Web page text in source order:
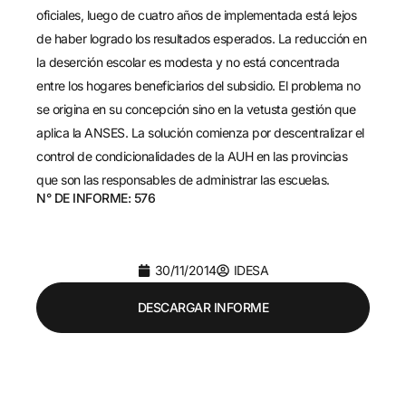
oficiales, luego de cuatro años de implementada está lejos
de haber logrado los resultados esperados. La reducción en
la deserción escolar es modesta y no está concentrada
entre los hogares beneficiarios del subsidio. El problema no
se origina en su concepción sino en la vetusta gestión que
aplica la ANSES. La solución comienza por descentralizar el
control de condicionalidades de la AUH en las provincias
que son las responsables de administrar las escuelas.
N° DE INFORME: 576
30/11/2014 IDESA
DESCARGAR INFORME